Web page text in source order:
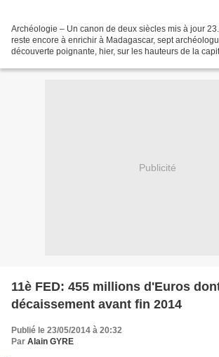
Archéologie – Un canon de deux siècles mis à jour
reste encore à enrichir à Madagascar, sept
découverte poignante, hier, sur les hauteurs de la
Publicité
11è FED: 455 millions d'Euros
décaissement avant fin 2014
Publié le 23/05/2014 à 20:32
Par Alain GYRE